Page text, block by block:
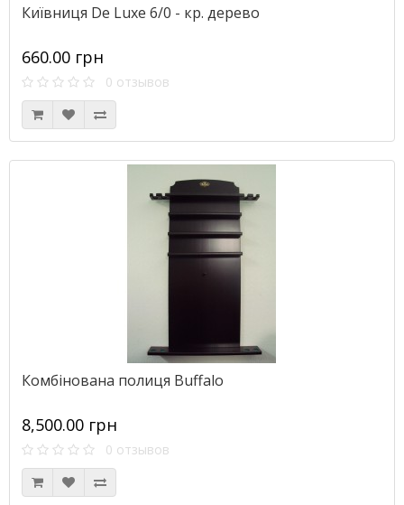
Київниця De Luxe 6/0 - кр. дерево
660.00 грн
0 отзывов
Комбінована полиця Buffalo
8,500.00 грн
0 отзывов